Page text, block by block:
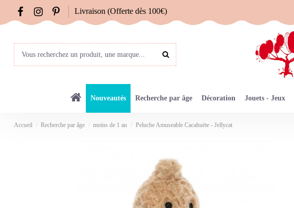
Livraison (Offerte dès 100€)
Nouveautés Recherche par âge Décoration Jouets - Jeux
Accueil Recherche par âge moins de 1 an Peluche Amuseable Cacahuète - Jellycat